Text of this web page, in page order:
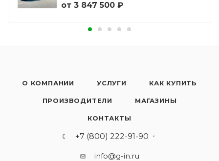
от 3 847 500 ₽
О КОМПАНИИ УСЛУГИ КАК КУПИТЬ
ПРОИЗВОДИТЕЛИ МАГАЗИНЫ
КОНТАКТЫ
+7 (800) 222-91-90
info@g-in.ru